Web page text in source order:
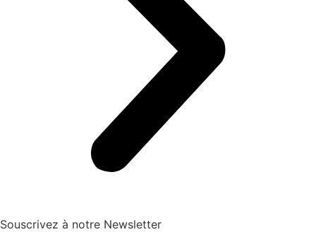
Souscrivez à notre Newsletter